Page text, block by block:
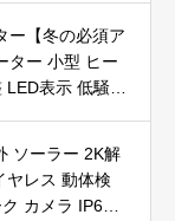
ー【冬の必須ア
ター 小型 ヒー
表示 低騒音
コン付き】 持
衣所 足元 ト
ソーラー 2K解
ヤレス 動体検
カメラ IP65